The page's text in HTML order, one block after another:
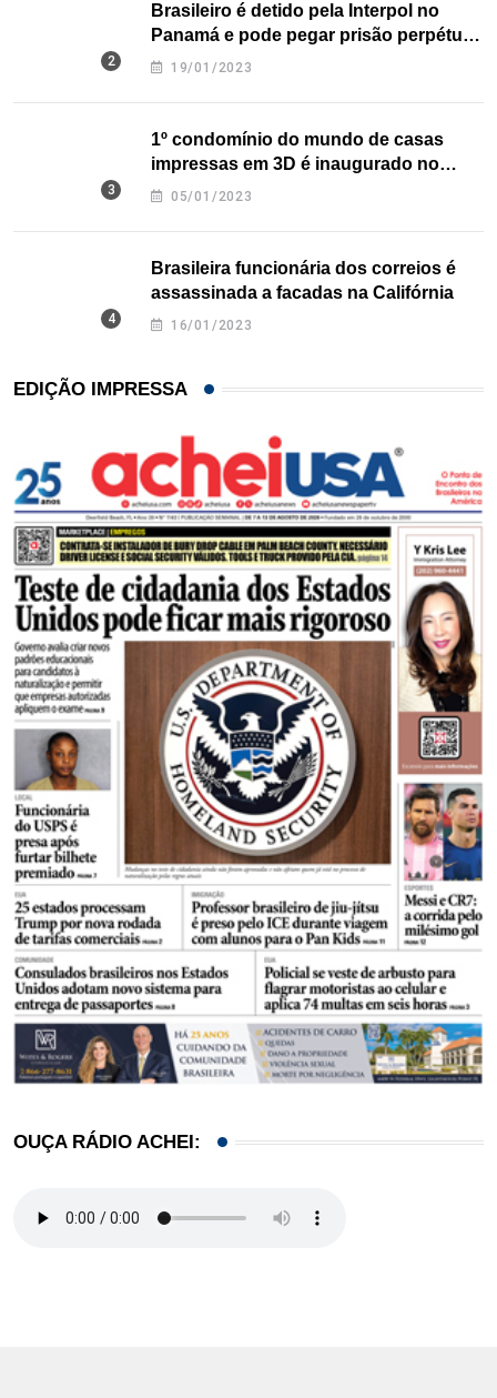
Brasileiro é detido pela Interpol no
Panamá e pode pegar prisão perpétua
nos EUA
19/01/2023
1º condomínio do mundo de casas
impressas em 3D é inaugurado no
Texas
05/01/2023
Brasileira funcionária dos correios é
assassinada a facadas na Califórnia
16/01/2023
EDIÇÃO IMPRESSA
OUÇA RÁDIO ACHEI: